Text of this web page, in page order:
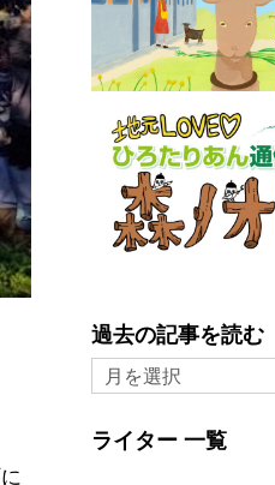
過去の記事を読む
月を選択
ライター 一覧